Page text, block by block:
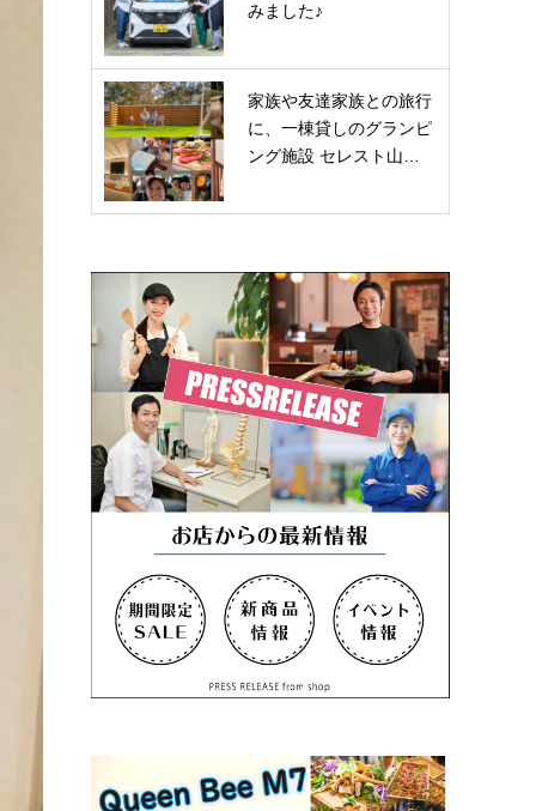
みました♪
家族や友達家族との旅行
に、一棟貸しのグランピ
ング施設 セレスト山…